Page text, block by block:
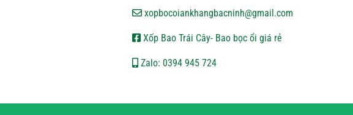
xopbocoiankhangbacninh@gmail.com
Xốp Bao Trái Cây- Bao bọc ổi giá rẻ
Zalo: 0394 945 724